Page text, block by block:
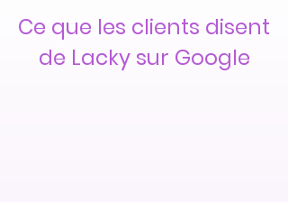
Ce que les clients disent
de Lacky sur Google